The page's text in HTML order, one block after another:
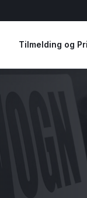
Tilmelding og